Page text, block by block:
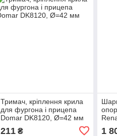
Тримач, кріплення крила
для фургона і прицепа
Domar DK8120, Ø=42 мм
211₴ 1